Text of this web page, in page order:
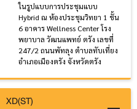
ในรูปแบบการประชุมแบบ
Hybrid ณ ห้องประชุมวิทยา 1 ชั้น
6 อาคาร Wellness Center โรง
พยาบาล วัฒนแพทย์ ตรัง เลขที่
247/2 ถนนพัทลุง ตำบลทับเที่ยง
อำเภอเมืองตรัง จังหวัดตรัง
XD(ST)